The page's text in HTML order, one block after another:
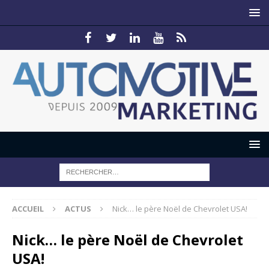
ACCUEIL ACTUS Nick… le père Noël de Chevrolet USA!
Nick… le père Noël de Chevrolet
USA!